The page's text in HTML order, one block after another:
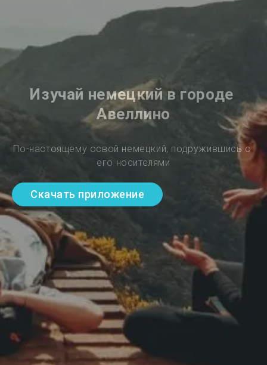
Изучай немецкий в городе
Авеллино
По-настоящему освой немецкий, подружившись с
его носителями
Скачать приложение